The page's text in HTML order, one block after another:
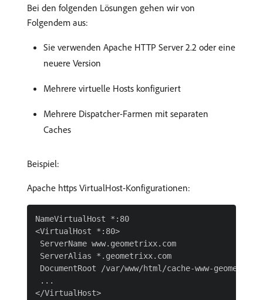
Bei den folgenden Lösungen gehen wir von
Folgendem aus:
Sie verwenden Apache HTTP Server 2.2 oder eine
neuere Version
Mehrere virtuelle Hosts konfiguriert
Mehrere Dispatcher-Farmen mit separaten
Caches
Beispiel:
Apache https VirtualHost-Konfigurationen:
NameVirtualHost *:80
<VirtualHost *:80>
ServerName www.geometrixx.com
ServerAlias *.geometrixx.com
DocumentRoot /var/www/html/cache-www-
...
</VirtualHost>